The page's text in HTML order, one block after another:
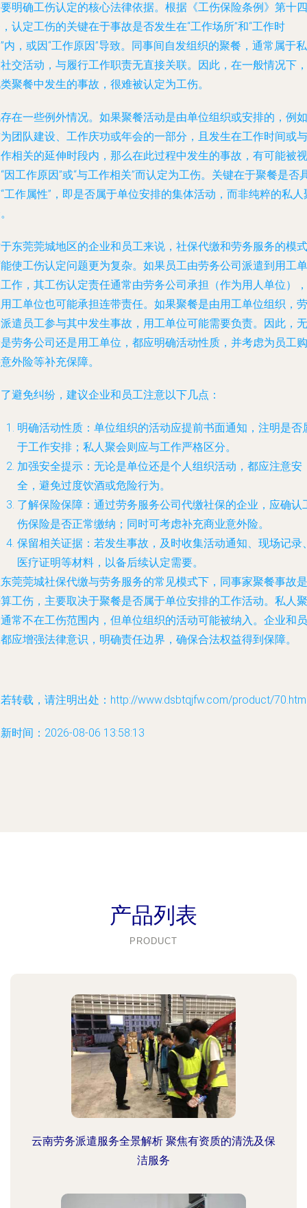
明确工伤认定的核心法律依据。根据《工伤保险条例》第十四
认定工伤的关键在于事故是否发生在“工作场所”和“工作时
内，或因“工作原因”导致。同事间自发组织的聚餐，通常属于私
交活动，与履行工作职责无直接关联。因此，在一般情况下，
聚餐中发生的事故，很难被认定为工伤。
在一些例外情况。如果聚餐活动是由单位组织或安排的，例如
团队建设、工作庆功或年会的一部分，且发生在工作时间或与
相关的延伸时段内，那么在此过程中发生的事故，有可能被视
因工作原因”或“与工作相关”而认定为工伤。关键在于聚餐是否
工作属性”，即是否属于单位安排的集体活动，而非纯粹的私人
东莞莞城地区的企业和员工来说，社保代缴和劳务服务的模式
使工伤认定问题更为复杂。如果员工由劳务公司派遣到用工单
作，其工伤认定责任通常由劳务公司承担（作为用人单位），
工单位也可能承担连带责任。如果聚餐是由用工单位组织，劳
遣员工参与其中发生事故，用工单位可能需要负责。因此，无
劳务公司还是用工单位，都应明确活动性质，并考虑为员工购
外险等补充保障。
避免纠纷，建议企业和员工注意以下几点：
明确活动性质：单位组织的活动应提前书面通知，注明是否
于工作安排；私人聚会则应与工作严格区分。
加强安全提示：无论是单位还是个人组织活动，都应注意安
全，避免过度饮酒或危险行为。
了解保险保障：通过劳务服务公司代缴社保的企业，应确认
伤保险是否正常缴纳；同时可考虑补充商业意外险。
保留相关证据：若发生事故，及时收集活动通知、现场记录
医疗证明等材料，以备后续认定需要。
莞莞城社保代缴与劳务服务的常见模式下，同事家聚餐事故是
工伤，主要取决于聚餐是否属于单位安排的工作活动。私人聚
常不在工伤范围内，但单位组织的活动可能被纳入。企业和员
应增强法律意识，明确责任边界，确保合法权益得到保障。
转载，请注明出处：http://www.dsbtqjfw.com/product/
时间：2026-08-06 13:58:13
产品列表
PRODUCT
云南劳务派遣服务全景解析 聚焦有资质的清洗及保
洁服务